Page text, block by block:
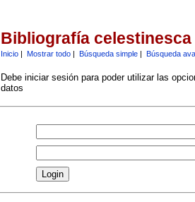
Bibliografía celestinesca
Inicio| Mostrar todo| Búsqueda simple| Búsqueda
Debe iniciar sesión para poder utilizar las
datos